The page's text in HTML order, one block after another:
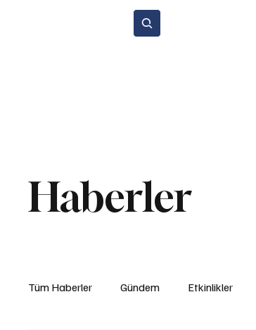
Haberler
Tüm Haberler Gündem Etkinlikler